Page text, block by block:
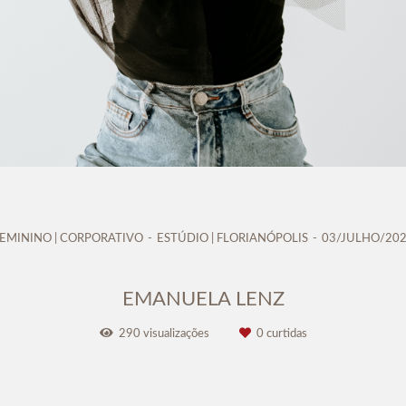
| CORPORATIVO ESTÚDIO | FLORIANÓPOLIS 03/JULHO/
EMANUELA LENZ
290 visualizações 0 curtidas